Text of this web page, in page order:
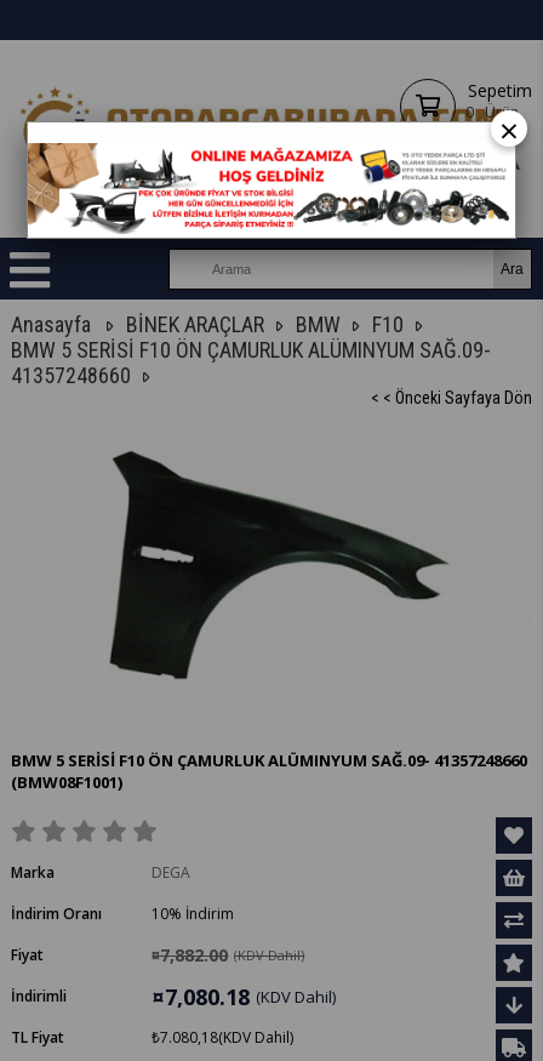
Sepetim
0 Ürün
Anasayfa BİNEK ARAÇLAR BMW
F10
BMW 5 SERİSİ F10 ÖN ÇAMURLUK ALÜMINYUM SAĞ.09-
41357248660
< < Önceki Sayfaya Dön
BMW 5 SERİSİ F10 ÖN ÇAMURLUK ALÜMINYUM SAĞ.09- 41357248660
(BMW08F1001)
Marka
DEGA
İndirim Oranı
%
10
İndirim
Fiyat
¤7,882.00 (KDV Dahil)
İndirimli ¤7,080.18 (KDV Dahil)
TL Fiyat ₺7.080,18(KDV Dahil)
×